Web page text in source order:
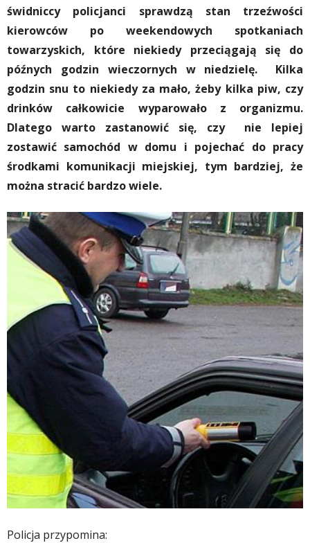
świdniccy policjanci sprawdzą stan trzeźwości
kierowców po weekendowych spotkaniach
towarzyskich, które niekiedy przeciągają się do
późnych godzin wieczornych w niedzielę. Kilka
godzin snu to niekiedy za mało, żeby kilka piw, czy
drinków całkowicie wyparowało z organizmu.
Dlatego warto zastanowić się, czy nie lepiej
zostawić samochód w domu i pojechać do pracy
środkami komunikacji miejskiej, tym bardziej, że
można stracić bardzo wiele.
Policja przypomina: